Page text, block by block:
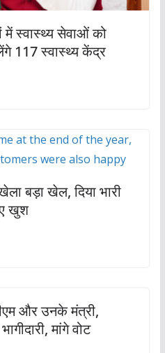
में स्वास्थ्य सेवाओं को
117 स्वास्थ्य केंद्र
बड़ा खेल, दिया भारी
खुश
और उनके मंत्री,
मांगे वोट